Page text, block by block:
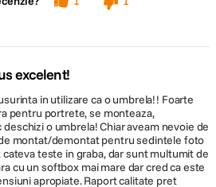
excelent!
in utilizare ca o umbrela!! Foarte
pentru portrete, se monteaza,
o umbrela! Chiar aveam nevoie de
montat/demontat pentru sedintele foto
teste in graba, dar sunt multumit de
cu un softbox mai mare dar cred ca este
apropiate. Raport calitate pret